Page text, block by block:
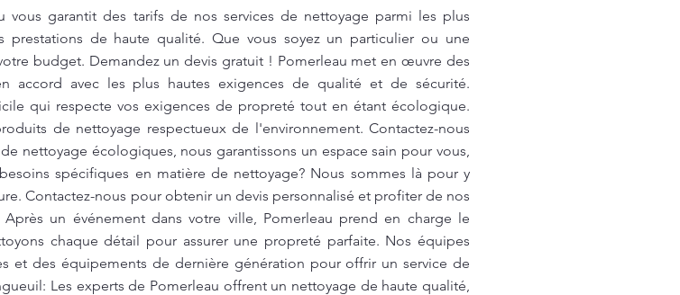
vous garantit des tarifs de nos services de nettoyage parmi les plus
de haute qualité. Que vous soyez un particulier ou une
budget. Demandez un devis gratuit ! Pomerleau met en œuvre des
accord avec les plus hautes exigences de qualité et de sécurité.
qui respecte vos exigences de propreté tout en étant écologique.
de nettoyage respectueux de l'environnement. Contactez-nous
nettoyage écologiques, nous garantissons un espace sain pour vous,
spécifiques en matière de nettoyage? Nous sommes là pour y
Contactez-nous pour obtenir un devis personnalisé et profiter de nos
un événement dans votre ville, Pomerleau prend en charge le
chaque détail pour assurer une propreté parfaite. Nos équipes
et des équipements de dernière génération pour offrir un service de
Les experts de Pomerleau offrent un nettoyage de haute qualité,